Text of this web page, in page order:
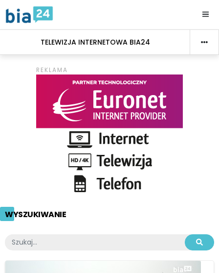
TELEWIZJA INTERNETOWA BIA24
WYSZUKIWANIE